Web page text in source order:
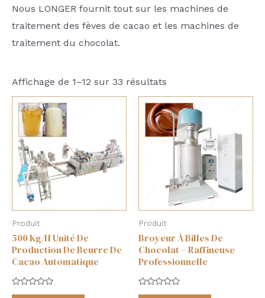
Nous LONGER fournit tout sur les machines de
traitement des fèves de cacao et les machines de
traitement du chocolat.
Affichage de 1–12 sur 33 résultats
Produit
500 Kg/H Unité De
Production De Beurre De
Cacao Automatique
Note
Produit
Broyeur À Billes De
Chocolat – Raffineuse
Professionnelle
Note